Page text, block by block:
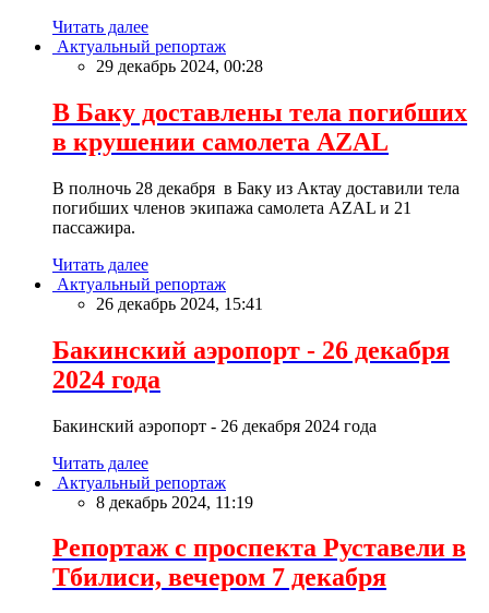
Читать далее
Актуальный репортаж
29 декабрь 2024, 00:28
В Баку доставлены тела погибших
в крушении самолета AZAL
В полночь 28 декабря в Баку из Актау доставили тела
погибших членов экипажа самолета AZAL и 21
пассажира.
Читать далее
Актуальный репортаж
26 декабрь 2024, 15:41
Бакинский аэропорт - 26 декабря
2024 года
Бакинский аэропорт - 26 декабря 2024 года
Читать далее
Актуальный репортаж
8 декабрь 2024, 11:19
Репортаж с проспекта Руставели в
Тбилиси, вечером 7 декабря